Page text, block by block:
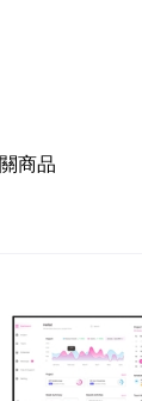
商品